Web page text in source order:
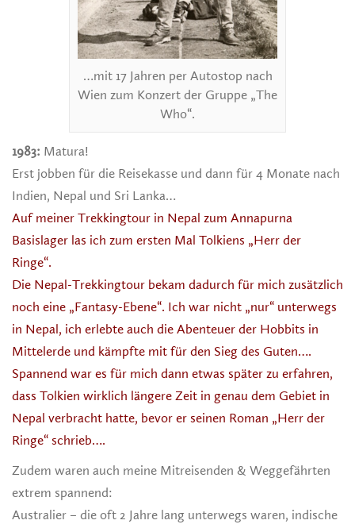
…mit 17 Jahren per Autostop nach
Wien zum Konzert der Gruppe „The
Who“.
1983: Matura!
Erst jobben für die Reisekasse und dann für 4 Monate nach
Indien, Nepal und Sri Lanka…
Auf meiner Trekkingtour in Nepal zum Annapurna
Basislager las ich zum ersten Mal Tolkiens „Herr der
Ringe“.
Die Nepal-Trekkingtour bekam dadurch für mich zusätzlich
noch eine „Fantasy-Ebene“. Ich war nicht „nur“ unterwegs
in Nepal, ich erlebte auch die Abenteuer der Hobbits in
Mittelerde und kämpfte mit für den Sieg des Guten….
Spannend war es für mich dann etwas später zu erfahren,
dass Tolkien wirklich längere Zeit in genau dem Gebiet in
Nepal verbracht hatte, bevor er seinen Roman „Herr der
Ringe“ schrieb….
Zudem waren auch meine Mitreisenden & Weggefährten
extrem spannend:
Australier – die oft 2 Jahre lang unterwegs waren, indische